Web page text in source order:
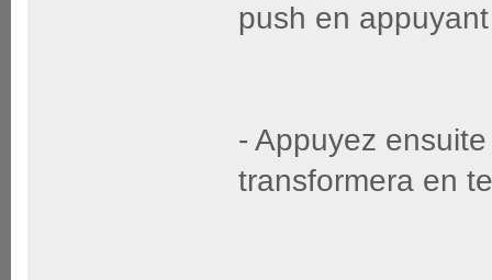
push en
- Appuyez
transformera en